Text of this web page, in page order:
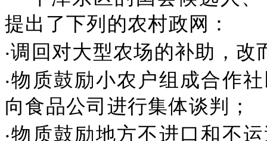
提出了下列的农村政网：
‧调回对大型农场的补助，
‧物质鼓励小农户组成合作
向食品公司进行集体谈判；
‧物质鼓励地方不进口和不